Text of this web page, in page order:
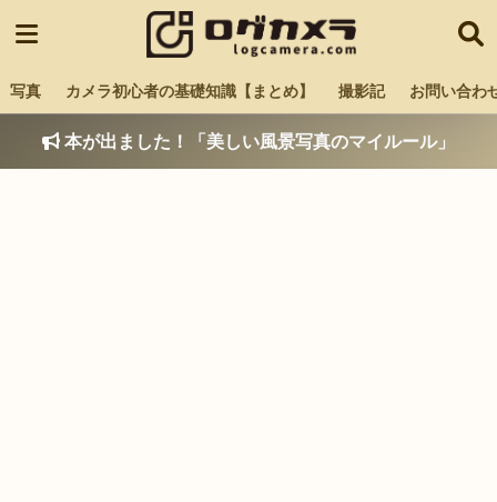
写真 カメラ初心者の基礎知識【まとめ】 撮影記 お問い合わ
本が出ました！「美しい風景写真のマイルール」